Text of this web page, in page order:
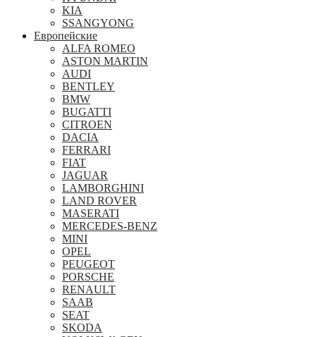
KIA
SSANGYONG
Европейские
ALFA ROMEO
ASTON MARTIN
AUDI
BENTLEY
BMW
BUGATTI
CITROEN
DACIA
FERRARI
FIAT
JAGUAR
LAMBORGHINI
LAND ROVER
MASERATI
MERCEDES-BENZ
MINI
OPEL
PEUGEOT
PORSCHE
RENAULT
SAAB
SEAT
SKODA